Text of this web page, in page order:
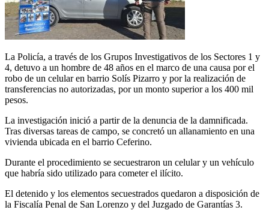
La Policía, a través de los Grupos Investigativos de los Sectores 1 y
4, detuvo a un hombre de 48 años en el marco de una causa por el
robo de un celular en barrio Solís Pizarro y por la realización de
transferencias no autorizadas, por un monto superior a los 400 mil
pesos.
La investigación inició a partir de la denuncia de la damnificada.
Tras diversas tareas de campo, se concretó un allanamiento en una
vivienda ubicada en el barrio Ceferino.
Durante el procedimiento se secuestraron un celular y un vehículo
que habría sido utilizado para cometer el ilícito.
El detenido y los elementos secuestrados quedaron a disposición de
la Fiscalía Penal de San Lorenzo y del Juzgado de Garantías 3.